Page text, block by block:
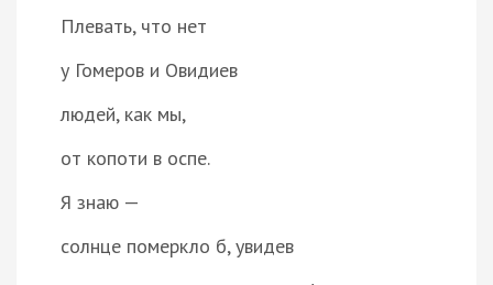
Плевать, что нет
у Гомеров и Овидиев
людей, как мы,
от копоти в оспе.
Я знаю —
солнце померкло б, увидев